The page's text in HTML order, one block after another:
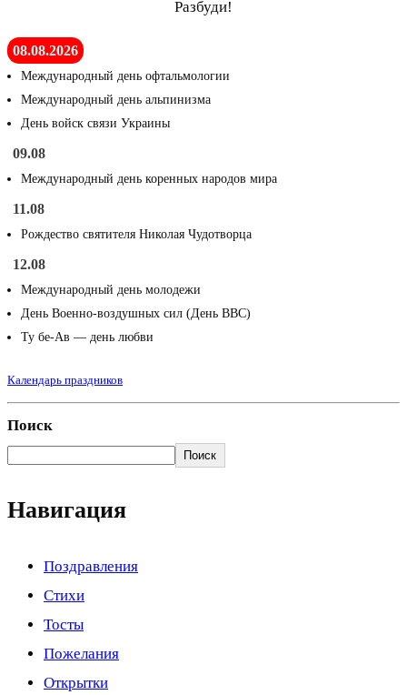
Разбуди!
08.08.2026
Международный день офтальмологии
Международный день альпинизма
День войск связи Украины
09.08
Международный день коренных народов мира
11.08
Рождество святителя Николая Чудотворца
12.08
Международный день молодежи
День Военно-воздушных сил (День ВВС)
Ту бе-Ав — день любви
Календарь праздников
Поиск
Поиск
Навигация
Поздравления
Стихи
Тосты
Пожелания
Открытки